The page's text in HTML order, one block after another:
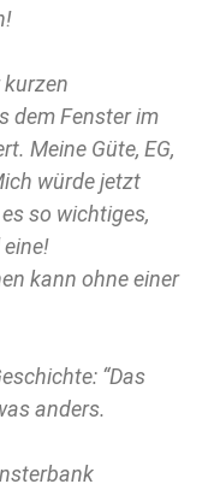
dem Fenster im
Meine Güte, EG,
würde jetzt
so wichtiges,
kann ohne einer
“Das
anders.